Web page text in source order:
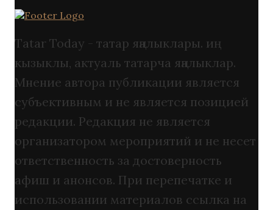
Tatar Today - татар яңалыклары. иң
кызыклы, актуаль татарча яңалыклар.
Мнение автора публикации является
субъективным и не является позицией
редакции. Редакция не является
организатором мероприятий и не несет
ответственность за достоверность
афиш и анонсов. При перепечатке и
использовании материалов ссылка на